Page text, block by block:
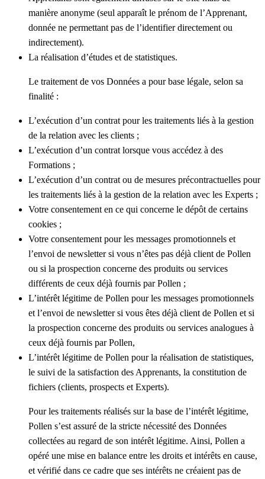
manière anonyme (seul apparaît le prénom de l’Apprenant,
donnée ne permettant pas de l’identifier directement ou
indirectement).
La réalisation d’études et de statistiques.
Le traitement de vos Données a pour base légale, selon sa
finalité :
L’exécution d’un contrat pour les traitements liés à la gestion
de la relation avec les clients ;
L’exécution d’un contrat lorsque vous accédez à des
Formations ;
L’exécution d’un contrat ou de mesures précontractuelles pour
les traitements liés à la gestion de la relation avec les Experts ;
Votre consentement en ce qui concerne le dépôt de certains
cookies ;
Votre consentement pour les messages promotionnels et
l’envoi de newsletter si vous n’êtes pas déjà client de Pollen
ou si la prospection concerne des produits ou services
différents de ceux déjà fournis par Pollen ;
L’intérêt légitime de Pollen pour les messages promotionnels
et l’envoi de newsletter si vous êtes déjà client de Pollen et si
la prospection concerne des produits ou services analogues à
ceux déjà fournis par Pollen,
L’intérêt légitime de Pollen pour la réalisation de statistiques,
le suivi de la satisfaction des Apprenants, la constitution de
fichiers (clients, prospects et Experts).
Pour les traitements réalisés sur la base de l’intérêt légitime,
Pollen s’est assuré de la stricte nécessité des Données
collectées au regard de son intérêt légitime. Ainsi, Pollen a
opéré une mise en balance entre les droits et intérêts en cause,
et vérifié dans ce cadre que ses intérêts ne créaient pas de